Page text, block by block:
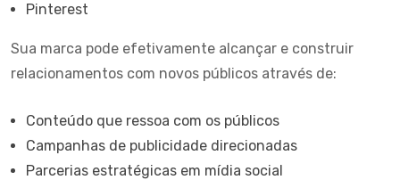
Pinterest
Sua marca pode efetivamente alcançar e construir
relacionamentos com novos públicos através de:
Conteúdo que ressoa com os públicos
Campanhas de publicidade direcionadas
Parcerias estratégicas em mídia social